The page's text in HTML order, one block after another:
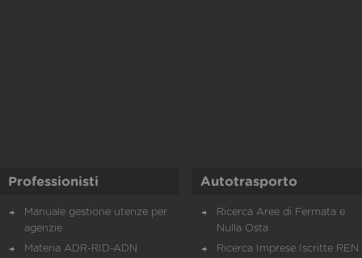
Professionisti
Manuale gestione utenze per
agenzie
Materia ADR-RID-ADN
Autotrasporto
Ricerca Aree di Fermata e
Nulla Osta
Ricerca Imprese Iscritte REN